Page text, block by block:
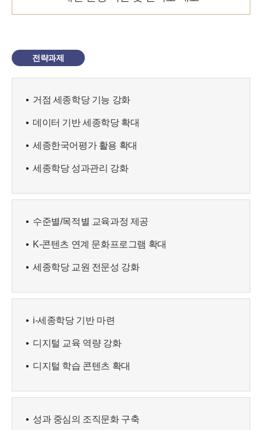
전략과제
거점 세종학당 기능 강화
데이터 기반 세종학당 확대
세종한국어평가 활용 확대
세종학당 성과관리 강화
수준별/목적별 교육과정 제공
K-콘텐츠 연계 문화프로그램 확대
세종학당 교원 전문성 강화
i-세종학당 기반 마련
디지털 교육 역량 강화
디지털 학습 콘텐츠 확대
성과 중심의 조직문화 구축